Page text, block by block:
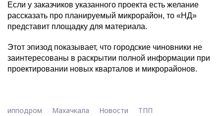
Если у заказчиков указанного проекта есть желание
рассказать про планируемый микрорайон, то «НД»
представит площадку для материала.
Этот эпизод показывает, что городские чиновники не
заинтересованы в раскрытии полной информации при
проектировании новых кварталов и микрорайонов.
ипподром Махачкала Новости ТПП